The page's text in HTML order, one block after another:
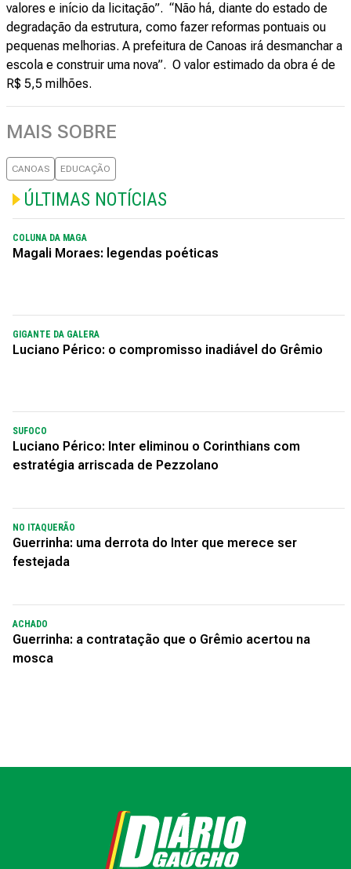
valores e início da licitação”. “Não há, diante do estado de
degradação da estrutura, como fazer reformas pontuais ou
pequenas melhorias. A prefeitura de Canoas irá desmanchar a
escola e construir uma nova”. O valor estimado da obra é de
R$ 5,5 milhões.
MAIS SOBRE
CANOAS EDUCAÇÃO
ÚLTIMAS NOTÍCIAS
COLUNA DA MAGA
Magali Moraes: legendas poéticas
GIGANTE DA GALERA
Luciano Périco: o compromisso inadiável do Grêmio
SUFOCO
Luciano Périco: Inter eliminou o Corinthians com
estratégia arriscada de Pezzolano
NO ITAQUERÃO
Guerrinha: uma derrota do Inter que merece ser
festejada
ACHADO
Guerrinha: a contratação que o Grêmio acertou na
mosca